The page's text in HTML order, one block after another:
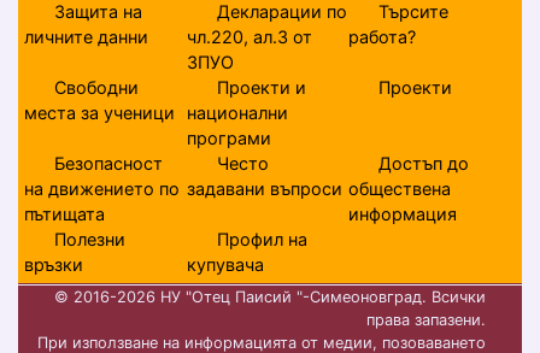
Защита на
личните данни
Декларации по
чл.220, ал.3 от
ЗПУО
Търсите
работа?
Свободни
места за ученици
Проекти и
национални
програми
Проекти
Безопасност
на движението по
пътищата
Често
задавани въпроси
Достъп до
обществена
информация
Полезни
връзки
Профил на
купувача
© 2016-2026 НУ "Отец Паисий "-Симеоновград. Всички
права запазени.
При използване на информацията от медии, позоваването